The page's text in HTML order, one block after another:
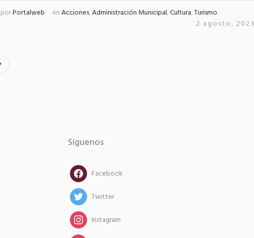
porPortalweb enAcciones,Administración Municipal,Cultura,Turismo
2 agosto,
Síguenos
facebookFacebook
twitterTwitter
instagramInstagram